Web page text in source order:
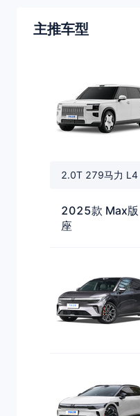
主推车型
2.0T 279马力 L4
2025款 Max
座